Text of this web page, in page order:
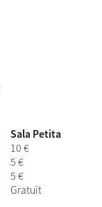
Sala Petita
10 €
5 €
5 €
Gratuït